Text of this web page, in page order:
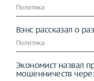
Политика
Вэнс рассказал о
Политика
Экономист назвал
мошенничеств